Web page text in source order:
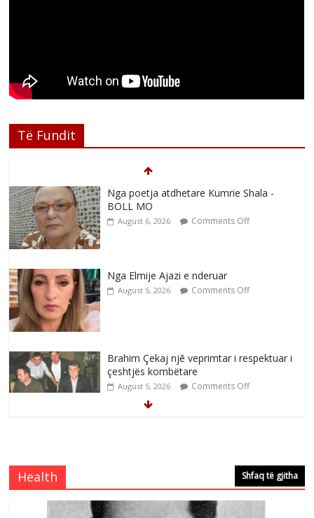
Të Fundit
Nga poetja atdhetare Kumrie Shala -
BOLL MO
August 6, 2026 Comments Off
Nga Elmije Ajazi e nderuar
August 5, 2026 Comments Off
Brahim Çekaj njē veprimtar i respektuar i
çeshtjës kombëtare
August 5, 2026 Comments Off
e invalidëve në Fushë Kosovë
Comments Off
Health Shfaq të gjitha